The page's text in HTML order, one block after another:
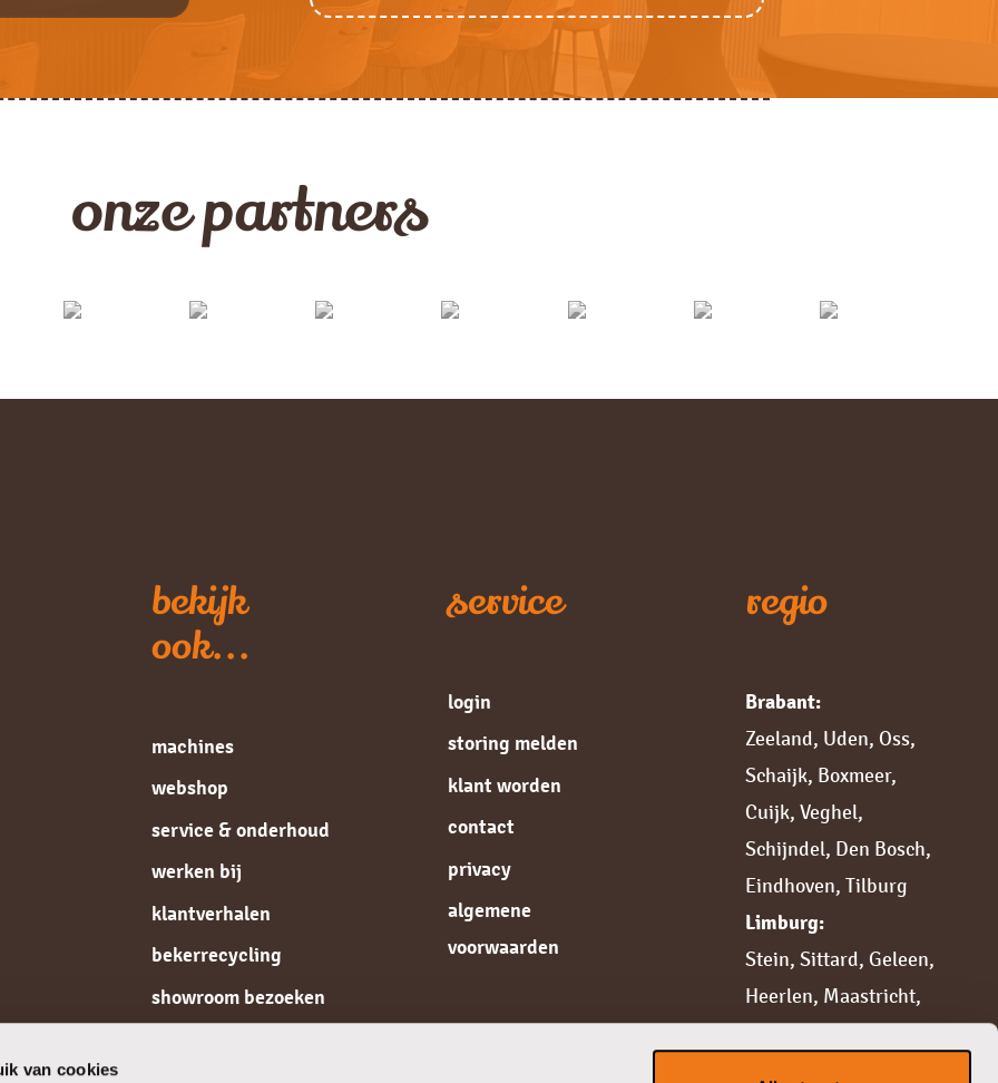
van cookies
onze partners
bekijk
ook...
machines
webshop
service & onderhoud
werken bij
klantverhalen
bekerrecycling
showroom bezoeken
service
login
storing melden
klant worden
contact
privacy
algemene
voorwaarden
regio
Brabant:
Zeeland, Uden, Oss,
Schaijk, Boxmeer,
Cuijk, Veghel,
Schijndel, Den Bosch,
Eindhoven,Tilburg
Limburg:
Stein,Sittard, Geleen,
Heerlen, Maastricht,
Weert,Roermond,